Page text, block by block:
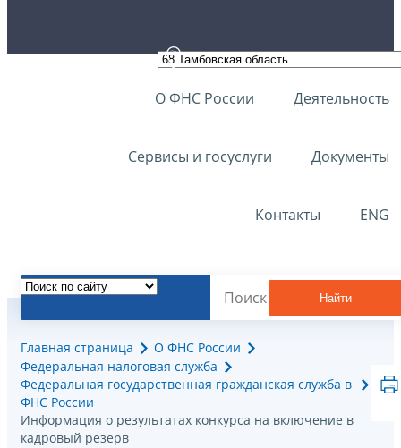
О ФНС России Деятельность
Сервисы и госуслуги Документы
Контакты ENG
Найти
Главная страница
О ФНС России
Федеральная налоговая служба
Федеральная государственная гражданская служба в
ФНС России
Информация о результатах конкурса на включение в
кадровый резерв